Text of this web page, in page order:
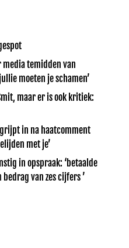
media temidden van
moeten je schamen’
maar er is ook kritiek:
grijpt in na haatcomment
met je’
in opspraak: ‘betaalde
van zes cijfers ’